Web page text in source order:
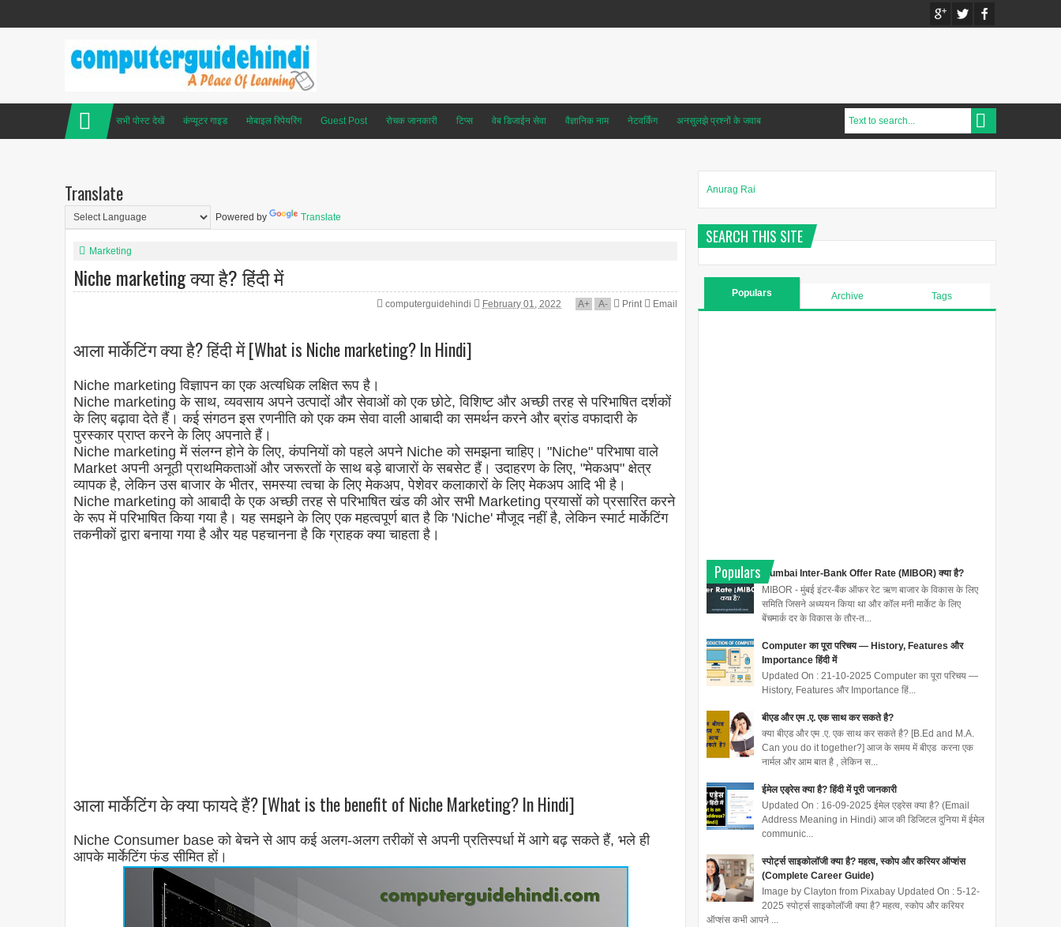
सभी पोस्ट देखें कंप्यूटर गाइड मोबाइल रिपेयरिंग Guest Post रोचक जानकारी टिप्स वेब डिजाईन सेवा वैज्ञानिक नाम नेटवर्किंग अनसुलझे प्रश्नों के जवाब
Translate
Powered by Translate
Marketing
Niche marketing क्या है? हिंदी में
computerguidehindi February 01, 2022 A+ A- Print Email
आला मार्केटिंग क्या है? हिंदी में [What is Niche marketing? In Hindi]
Niche marketing विज्ञापन का एक अत्यधिक लक्षित रूप है।
Niche marketing के साथ, व्यवसाय अपने उत्पादों और सेवाओं को एक छोटे, विशिष्ट और अच्छी तरह से परिभाषित दर्शकों
के लिए बढ़ावा देते हैं। कई संगठन इस रणनीति को एक कम सेवा वाली आबादी का समर्थन करने और ब्रांड वफादारी के
पुरस्कार प्राप्त करने के लिए अपनाते हैं।
Niche marketing में संलग्न होने के लिए, कंपनियों को पहले अपने Niche को समझना चाहिए। "Niche" परिभाषा वाले
Market अपनी अनूठी प्राथमिकताओं और जरूरतों के साथ बड़े बाजारों के सबसेट हैं। उदाहरण के लिए, "मेकअप" क्षेत्र
व्यापक है, लेकिन उस बाजार के भीतर, समस्या त्वचा के लिए मेकअप, पेशेवर कलाकारों के लिए मेकअप आदि भी है।
Niche marketing को आबादी के एक अच्छी तरह से परिभाषित खंड की ओर सभी Marketing प्रयासों को प्रसारित करने
के रूप में परिभाषित किया गया है। यह समझने के लिए एक महत्वपूर्ण बात है कि 'Niche' मौजूद नहीं है, लेकिन स्मार्ट मार्केटिंग
तकनीकों द्वारा बनाया गया है और यह पहचानना है कि ग्राहक क्या चाहता है।
आला मार्केटिंग के क्या फायदे हैं? [What is the benefit of Niche Marketing? In Hindi]
Niche Consumer base को बेचने से आप कई अलग-अलग तरीकों से अपनी प्रतिस्पर्धा में आगे बढ़ सकते हैं, भले ही
आपके मार्केटिंग फंड सीमित हों।
Anurag Rai
SEARCH THIS SITE
Populars Archive Tags
Populars
Mumbai Inter-Bank Offer Rate (MIBOR) क्या है?
MIBOR - मुंबई इंटर-बैंक ऑफर रेट ऋण बाजार के विकास के लिए
समिति जिसने अध्ययन किया था और कॉल मनी मार्केट के लिए
बेंचमार्क दर के विकास के तौर-त...
Computer का पूरा परिचय — History, Features और
Importance हिंदी में
Updated On : 21-10-2025 Computer का पूरा परिचय —
History, Features और Importance हिं...
बीएड और एम .ए. एक साथ कर सकते है?
क्या बीएड और एम .ए. एक साथ कर सकते है? [B.Ed and M.A.
Can you do it together?] आज के समय में बीएड करना एक
नार्मल और आम बात है , लेकिन स...
ईमेल एड्रेस क्या है? हिंदी में पूरी जानकारी
Updated On : 16-09-2025 ईमेल एड्रेस क्या है? (Email
Address Meaning in Hindi) आज की डिजिटल दुनिया में ईमेल
communic...
स्पोर्ट्स साइकोलॉजी क्या है? महत्व, स्कोप और करियर ऑप्शंस
(Complete Career Guide)
Image by Clayton from Pixabay Updated On : 5-12-
2025 स्पोर्ट्स साइकोलॉजी क्या है? महत्व, स्कोप और करियर
ऑप्शंस कभी आपने ...